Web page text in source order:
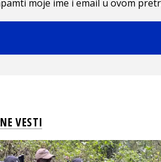
moje ime i email u ovom
VESTI